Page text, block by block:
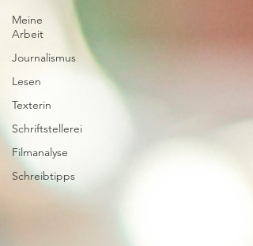
Meine
Arbeit
Journalismus
Lesen
Texterin
Schriftstellerei
Filmanalyse
Schreibtipps